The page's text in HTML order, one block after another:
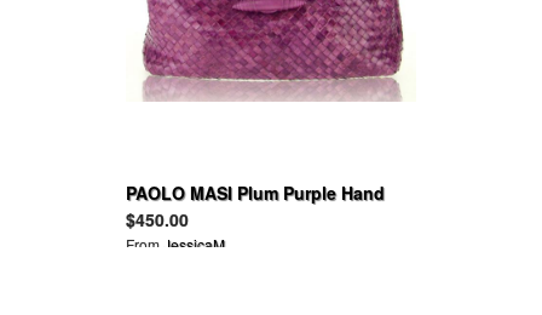
PAOLO MASI Plum Purple Hand
Woven Calf Leather Handbag
$450.00
From JessicaM